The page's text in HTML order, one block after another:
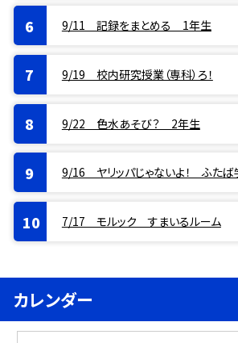
9/11 記録をまとめる 1年生
9/19 校内研究授業（専科）ろ！
9/22 色水あそび？ 2年生
9/16 ヤリッパじゃないよ！ ふたば
7/17 モルック すまいるルーム
カレンダー